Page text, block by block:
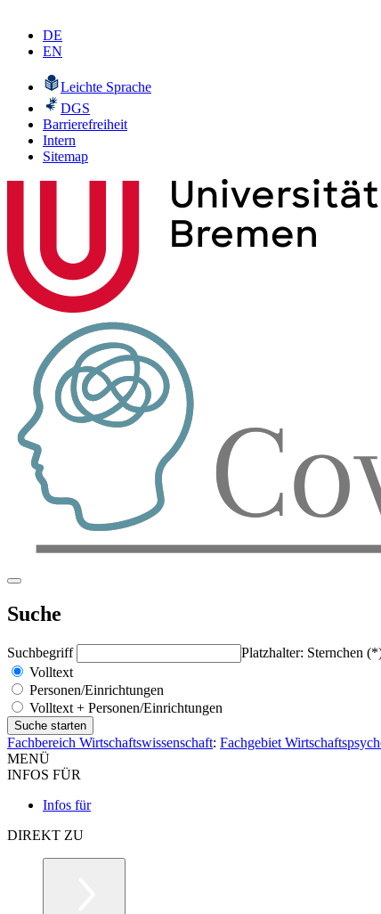
DE
EN
Leichte Sprache
DGS
Barrierefreiheit
Intern
Sitemap
Suche
Suchbegriff
Platzhalter: Sternchen
Volltext
Personen/Einrichtungen
Volltext + Personen/Einrichtungen
Fachbereich Wirtschaftswissenschaft: Fachgebiet
MENÜ
INFOS FÜR
Infos für
DIREKT ZU